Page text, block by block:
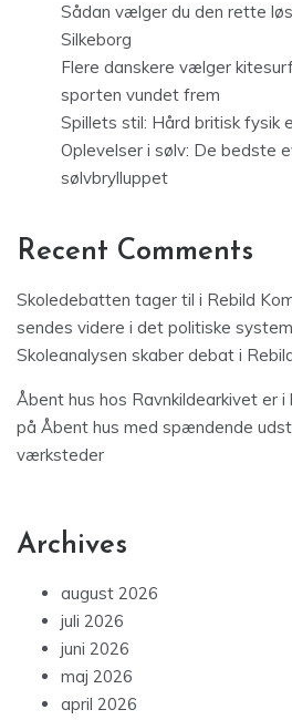
Sådan vælger du den rette
Silkeborg
Flere danskere vælger
sporten vundet frem
Spillets stil: Hård britisk fysik
Oplevelser i sølv: De bedste
sølvbrylluppet
Recent Comments
Skoledebatten tager til i Rebild
sendes videre i det politiske
Skoleanalysen skaber debat i
Åbent hus hos Ravnkildearkivet er
på Åbent hus med spændende
værksteder
Archives
august 2026
juli 2026
juni 2026
maj 2026
april 2026